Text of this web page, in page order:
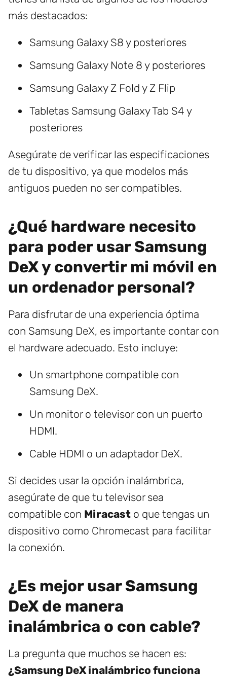
más destacados:
Samsung Galaxy S8 y posteriores
Samsung Galaxy Note 8 y posteriores
Samsung Galaxy Z Fold y Z Flip
Tabletas Samsung Galaxy Tab S4 y
posteriores
Asegúrate de verificar las especificaciones
de tu dispositivo, ya que modelos más
antiguos pueden no ser compatibles.
¿Qué hardware necesito
para poder usar Samsung
DeX y convertir mi móvil en
un ordenador personal?
Para disfrutar de una experiencia óptima
con Samsung DeX, es importante contar con
el hardware adecuado. Esto incluye:
Un smartphone compatible con
Samsung DeX.
Un monitor o televisor con un puerto
HDMI.
Cable HDMI o un adaptador DeX.
Si decides usar la opción inalámbrica,
asegúrate de que tu televisor sea
compatible con Miracast o que tengas un
dispositivo como Chromecast para facilitar
la conexión.
¿Es mejor usar Samsung
DeX de manera
inalámbrica o con cable?
La pregunta que muchos se hacen es:
¿Samsung DeX inalámbrico funciona